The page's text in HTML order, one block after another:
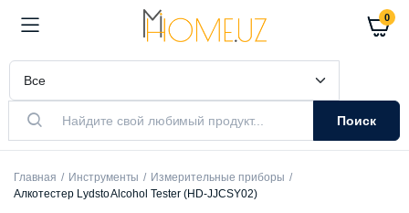
0
Поиск
Главная Инструменты
Измерительные приборы
Алкотестер Lydsto Alcohol Tester (HD-JJCSY02)